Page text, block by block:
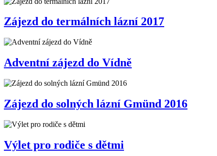
Zájezd do termálních lázní 2017
Adventní zájezd do Vídně
Zájezd do solných lázní Gmünd 2016
Výlet pro rodiče s dětmi